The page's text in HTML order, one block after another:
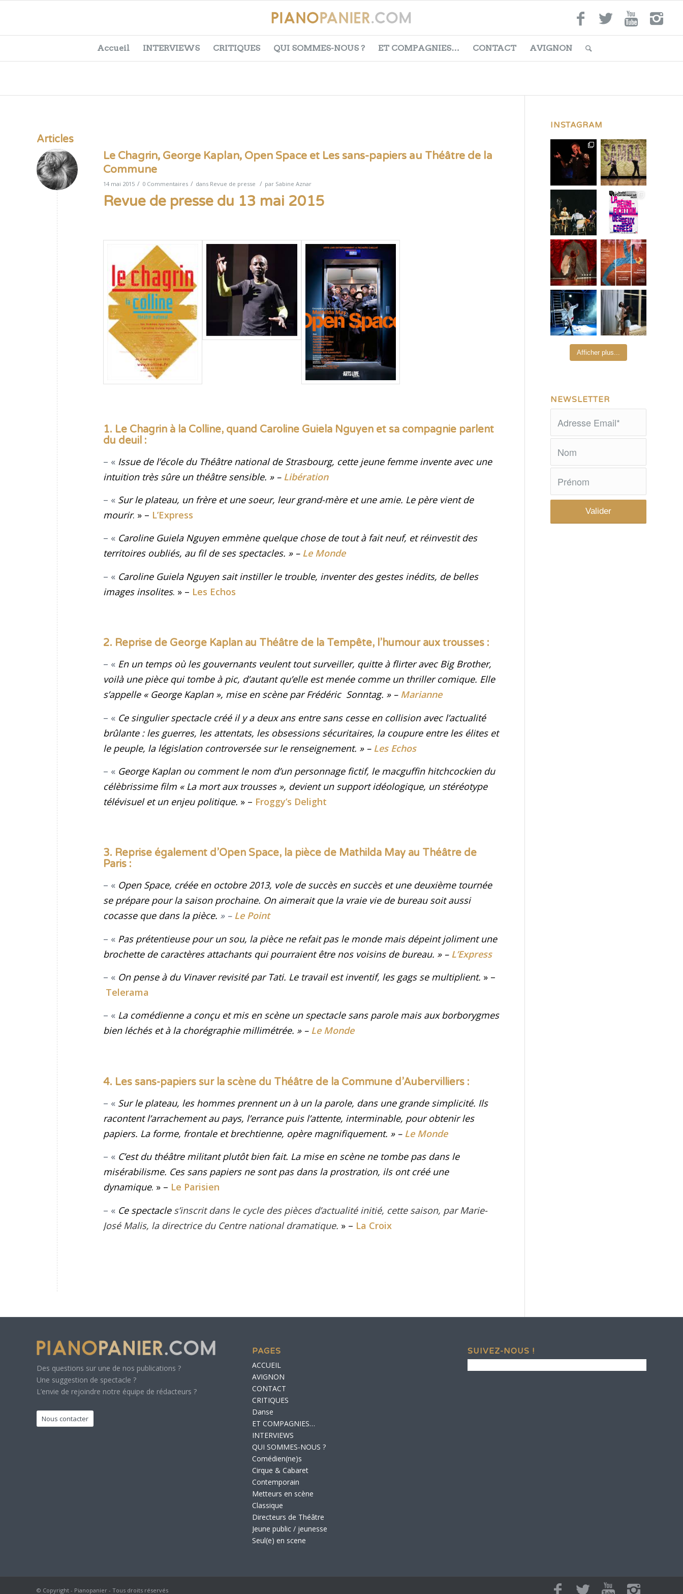
Accueil INTERVIEWS CRITIQUES QUI SOMMES-NOUS ? ET COMPAGNIES… CONTACT AVIGNON
Articles
Le Chagrin, George Kaplan, Open Space et Les sans-papiers au Théâtre de la
Commune
14 mai 2015 / 0 Commentaires / dans Revue de presse / par Sabine Aznar
Revue de presse du 13 mai 2015
1. Le Chagrin à la Colline, quand Caroline Guiela Nguyen et sa compagnie parlent
du deuil :
– « Issue de l’école du Théâtre national de Strasbourg, cette jeune femme invente avec une
intuition très sûre un théâtre sensible. » – Libération
– « Sur le plateau, un frère et une soeur, leur grand-mère et une amie. Le père vient de
mourir. » – L’Express
– « Caroline Guiela Nguyen emmène quelque chose de tout à fait neuf, et réinvestit des
territoires oubliés, au fil de ses spectacles. » – Le Monde
– « Caroline Guiela Nguyen sait instiller le trouble, inventer des gestes inédits, de belles
images insolites. » – Les Echos
2. Reprise de George Kaplan au Théâtre de la Tempête, l’humour aux trousses :
– « En un temps où les gouvernants veulent tout surveiller, quitte à flirter avec Big Brother,
voilà une pièce qui tombe à pic, d’autant qu’elle est menée comme un thriller comique. Elle
s’appelle « George Kaplan », mise en scène par Frédéric Sonntag. » – Marianne
– « Ce singulier spectacle créé il y a deux ans entre sans cesse en collision avec l’actualité
brûlante : les guerres, les attentats, les obsessions sécuritaires, la coupure entre les élites et
le peuple, la législation controversée sur le renseignement. » – Les Echos
– « George Kaplan ou comment le nom d’un personnage fictif, le macguffin hitchcockien du
célèbrissime film « La mort aux trousses », devient un support idéologique, un stéréotype
télévisuel et un enjeu politique. » – Froggy’s Delight
3. Reprise également d’Open Space, la pièce de Mathilda May au Théâtre de
Paris :
– « Open Space, créée en octobre 2013, vole de succès en succès et une deuxième tournée
se prépare pour la saison prochaine. On aimerait que la vraie vie de bureau soit aussi
cocasse que dans la pièce. » – Le Point
– « Pas prétentieuse pour un sou, la pièce ne refait pas le monde mais dépeint joliment une
brochette de caractères attachants qui pourraient être nos voisins de bureau. » – L’Express
– « On pense à du Vinaver revisité par Tati. Le travail est inventif, les gags se multiplient. » –
Telerama
– « La comédienne a conçu et mis en scène un spectacle sans parole mais aux borborygmes
bien léchés et à la chorégraphie millimétrée. » – Le Monde
4. Les sans-papiers sur la scène du Théâtre de la Commune d’Aubervilliers :
– « Sur le plateau, les hommes prennent un à un la parole, dans une grande simplicité. Ils
racontent l’arrachement au pays, l’errance puis l’attente, interminable, pour obtenir les
papiers. La forme, frontale et brechtienne, opère magnifiquement. » – Le Monde
– « C’est du théâtre militant plutôt bien fait. La mise en scène ne tombe pas dans le
misérabilisme. Ces sans papiers ne sont pas dans la prostration, ils ont créé une
dynamique. » – Le Parisien
– « Ce spectacle s’inscrit dans le cycle des pièces d’actualitéinitié, cette saison, par Marie-
José Malis, la directrice du Centre national dramatique. » – La Croix
INSTAGRAM
Afficher plus...
NEWSLETTER
Des questions sur une de nos publications ?
Une suggestion de spectacle ?
L’envie de rejoindre notre équipe de rédacteurs ?
Nous contacter
PAGES
ACCUEIL
AVIGNON
CONTACT
CRITIQUES
Danse
ET COMPAGNIES…
INTERVIEWS
QUI SOMMES-NOUS ?
Comédien(ne)s
Cirque & Cabaret
Contemporain
Metteurs en scène
Classique
Directeurs de Théâtre
Jeune public / jeunesse
Seul(e) en scene
SUIVEZ-NOUS !
© Copyright - Pianopanier - Tous droits réservés